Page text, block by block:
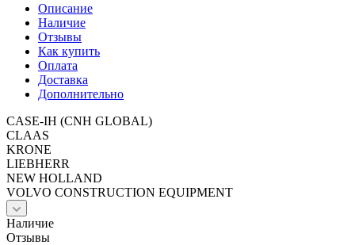
Описание
Наличие
Отзывы
Как купить
Оплата
Доставка
Дополнительно
CASE-IH (CNH GLOBAL)
CLAAS
KRONE
LIEBHERR
NEW HOLLAND
VOLVO CONSTRUCTION EQUIPMENT
Наличие
Отзывы